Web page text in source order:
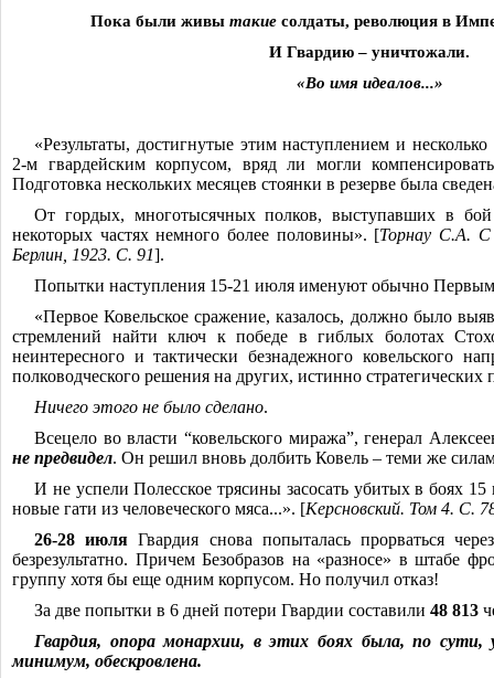
Пока были живы такие солдаты, революция в
И Гвардию ‒ уничтожали.
«Во имя идеалов...»
«Результаты, достигнутые этим наступлением и
2-м гвардейским корпусом, вряд ли могли
Подготовка нескольких месяцев стоянки в резерве была
От гордых, многотысячных полков, выступавших в
некоторых частях немного более половины». [Торнау С.А.
Берлин, 1923. С. 91].
Попытки наступления 15-21 июля именуют обычно
«Первое Ковельское сражение, казалось, должно было
стремлений найти ключ к победе в гиблых болотах
неинтересного и тактически безнадежного ковельского
полководческого решения на других, истинно стратегических
Ничего этого не было сделано.
Всецело во власти “ковельского миража”, генерал
не предвидел. Он решил вновь долбить Ковель ‒ теми же
И не успели Полесское трясины засосать убитых в боях 15
новые гати из человеческого мяса...». [Керсновский. Том 4. С.
26-28 июля Гвардия снова попыталась прорваться
безрезультатно. Причем Безобразов на «разносе» в штабе
группу хотя бы еще одним корпусом. Но получил отказ!
За две попытки в 6 дней потери Гвардии составили 48 813
Гвардия, опора монархии, в этих боях была, по сути,
минимум, обескровлена.